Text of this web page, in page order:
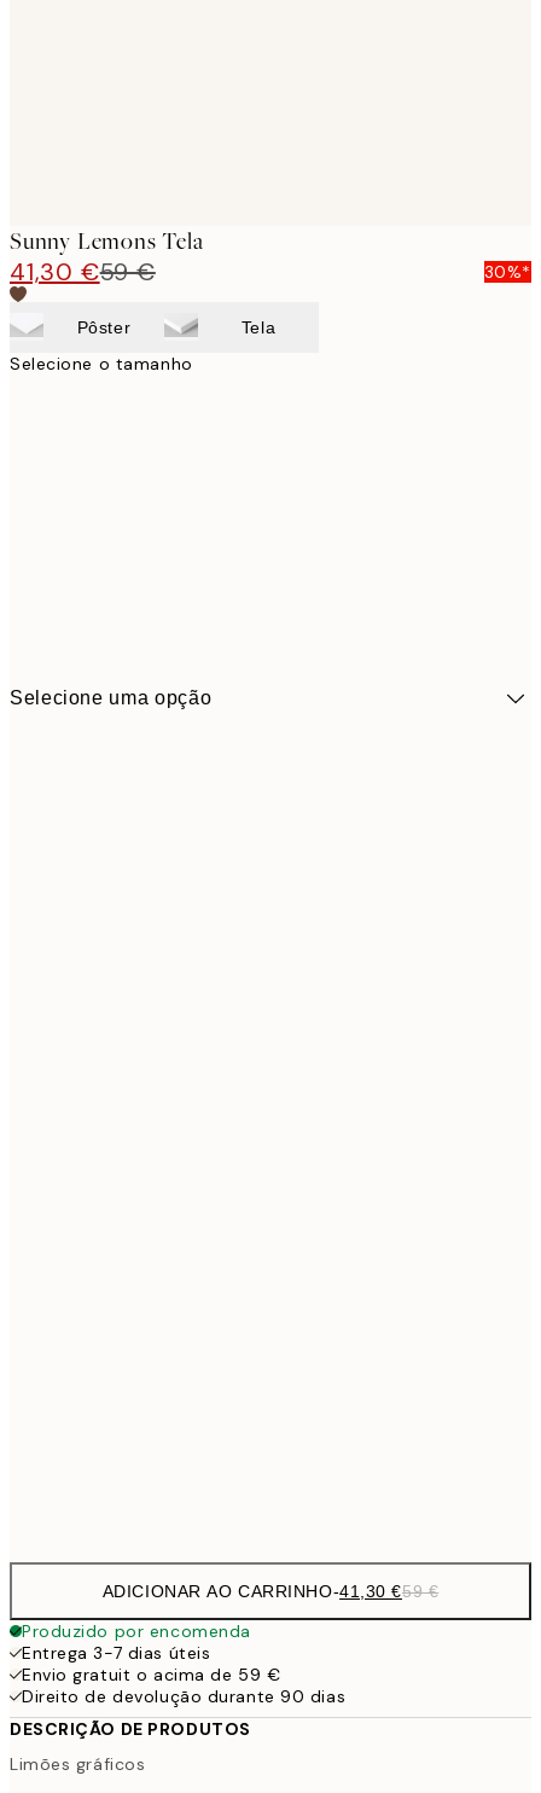
Sunny Lemons Tela
41,30 €59 € 30%*
Pôster Tela
Selecione o tamanho
Selecione uma opção
ADICIONAR AO CARRINHO-41,30 €59 €
Produzido por encomenda
Entrega 3-7 dias úteis
Envio gratuit o acima de 59 €
Direito de devolução durante 90 dias
DESCRIÇÃO DE PRODUTOS
Limões gráficos